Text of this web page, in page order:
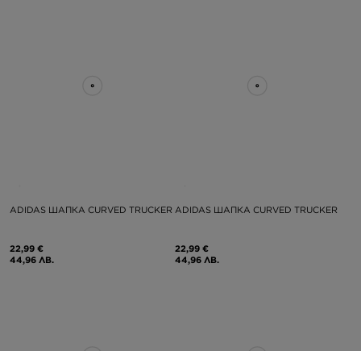
ADIDAS ШАПКА CURVED TRUCKER
22,99 €
44,96 ЛВ.
ADIDAS ШАПКА CURVED TRUCKER
22,99 €
44,96 ЛВ.